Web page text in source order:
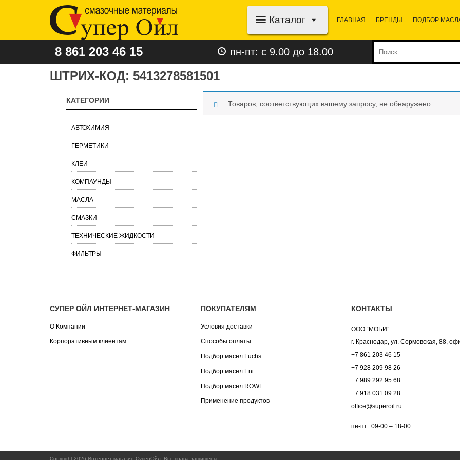
Каталог ГЛАВНАЯ БРЕНДЫ ПОДБОР
8 861 203 46 15 пн-пт: с 9.00 до 18.00
ШТРИХ-КОД: 5413278581501
КАТЕГОРИИ
АВТОХИМИЯ
ГЕРМЕТИКИ
КЛЕИ
КОМПАУНДЫ
МАСЛА
СМАЗКИ
ТЕХНИЧЕСКИЕ ЖИДКОСТИ
ФИЛЬТРЫ
Товаров, соответствующих вашему запросу, не обнаружено.
СУПЕР ОЙЛ ИНТЕРНЕТ-МАГАЗИН
О Компании
Корпоративным клиентам
ПОКУПАТЕЛЯМ
Условия доставки
Способы оплаты
Подбор масел Fuchs
Подбор масел Eni
Подбор масел ROWE
Применение продуктов
КОНТАКТЫ
ООО “МОБИ”
г. Краснодар, ул. Сормовская, 88,
+7 861 203 46 15
+7 928 209 98 26
+7 989 292 95 68
+7 918 031 09 28
office@superoil.ru
пн-пт. 09-00 – 18-00
Copyright 2026 Интернет магазин СуперОйл. Все права защищены.